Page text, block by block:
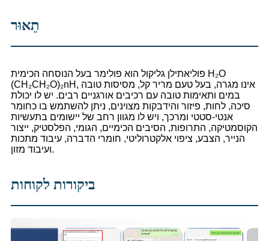
תֵאוּר
פוליאתילן גליקול הוא פולימר בעל הנוסחה הכימית H₂O
(CH₂CH₂O)₂nH, אינו מגרה, בעל טעם מריר קל, מסיסות טובה
במים ותאימות טובה עם רכיבים אורגניים רבים. יש לו יכולת
סיכה, לחות, פיזור והידבקות מצוינים, ניתן להשתמש בו כחומר
אנטי-סטטי ומרכך, ויש לו מגוון רחב של יישומים בתעשיות
הקוסמטיקה, התרופות, הסיבים הכימיים, הגומי, הפלסטיק, ייצור
הנייר, הצבע, ציפוי אלקטרוליטי, חומרי הדברה, עיבוד מתכות
ועיבוד מזון.
ביקורות לקוחות